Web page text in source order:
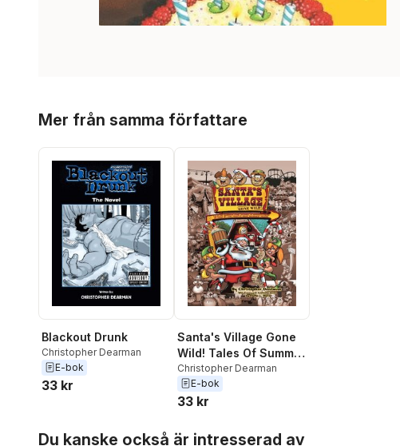
Mer från samma författare
Blackout Drunk
Christopher Dearman
E-bok
33 kr
Santa's Village Gone
Wild! Tales Of Summer
Fun, Hijinx &
Debauchery As Told
By The People Who
Christopher Dearman
E-bok
33 kr
Du kanske också är intresserad av